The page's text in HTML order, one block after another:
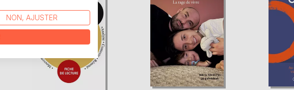
NON, AJUSTER